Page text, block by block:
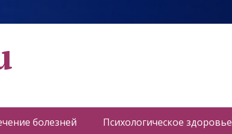
болезней Психологическое здоровье